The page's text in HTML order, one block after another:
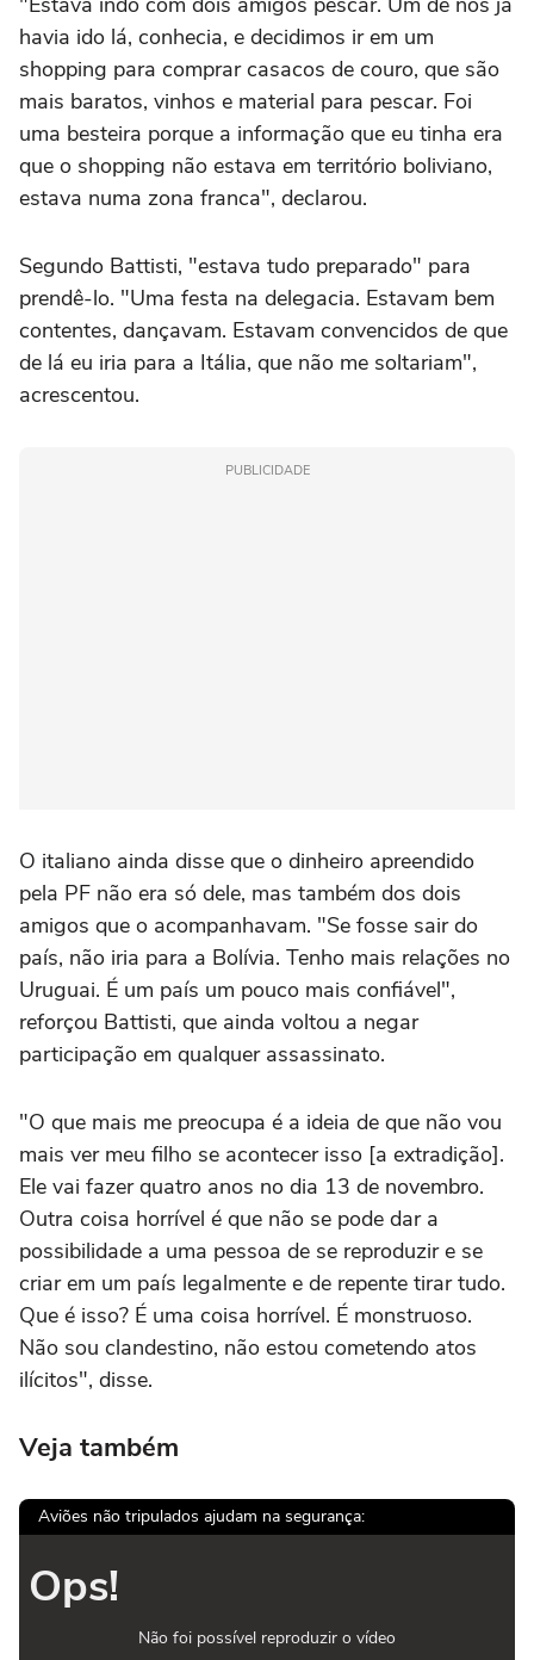
havia ido lá, conhecia, e decidimos ir em um
shopping para comprar casacos de couro, que são
mais baratos, vinhos e material para pescar. Foi
uma besteira porque a informação que eu tinha era
que o shopping não estava em território boliviano,
estava numa zona franca", declarou.
Segundo Battisti, "estava tudo preparado" para
prendê-lo. "Uma festa na delegacia. Estavam bem
contentes, dançavam. Estavam convencidos de que
de lá eu iria para a Itália, que não me soltariam",
acrescentou.
PUBLICIDADE
O italiano ainda disse que o dinheiro apreendido
pela PF não era só dele, mas também dos dois
amigos que o acompanhavam. "Se fosse sair do
país, não iria para a Bolívia. Tenho mais relações no
Uruguai. É um país um pouco mais confiável",
reforçou Battisti, que ainda voltou a negar
participação em qualquer assassinato.
"O que mais me preocupa é a ideia de que não vou
mais ver meu filho se acontecer isso [a extradição].
Ele vai fazer quatro anos no dia 13 de novembro.
Outra coisa horrível é que não se pode dar a
possibilidade a uma pessoa de se reproduzir e se
criar em um país legalmente e de repente tirar tudo.
Que é isso? É uma coisa horrível. É monstruoso.
Não sou clandestino, não estou cometendo atos
ilícitos", disse.
Veja também
Aviões não tripulados ajudam na segurança:
Ops!
Não foi possível reproduzir o vídeo